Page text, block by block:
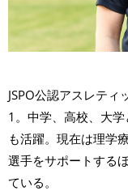
JSPO公認アスレテ
1。中学、高校、大
も活躍。現在は理学
選手をサポートする
ている。